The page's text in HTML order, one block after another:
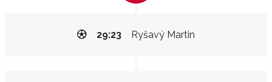
Ryšavý Martin
29:23